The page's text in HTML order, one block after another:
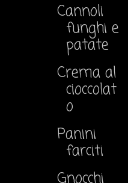
Cannoli
funghi e
patate
Crema al
cioccolat
o
Panini
farciti